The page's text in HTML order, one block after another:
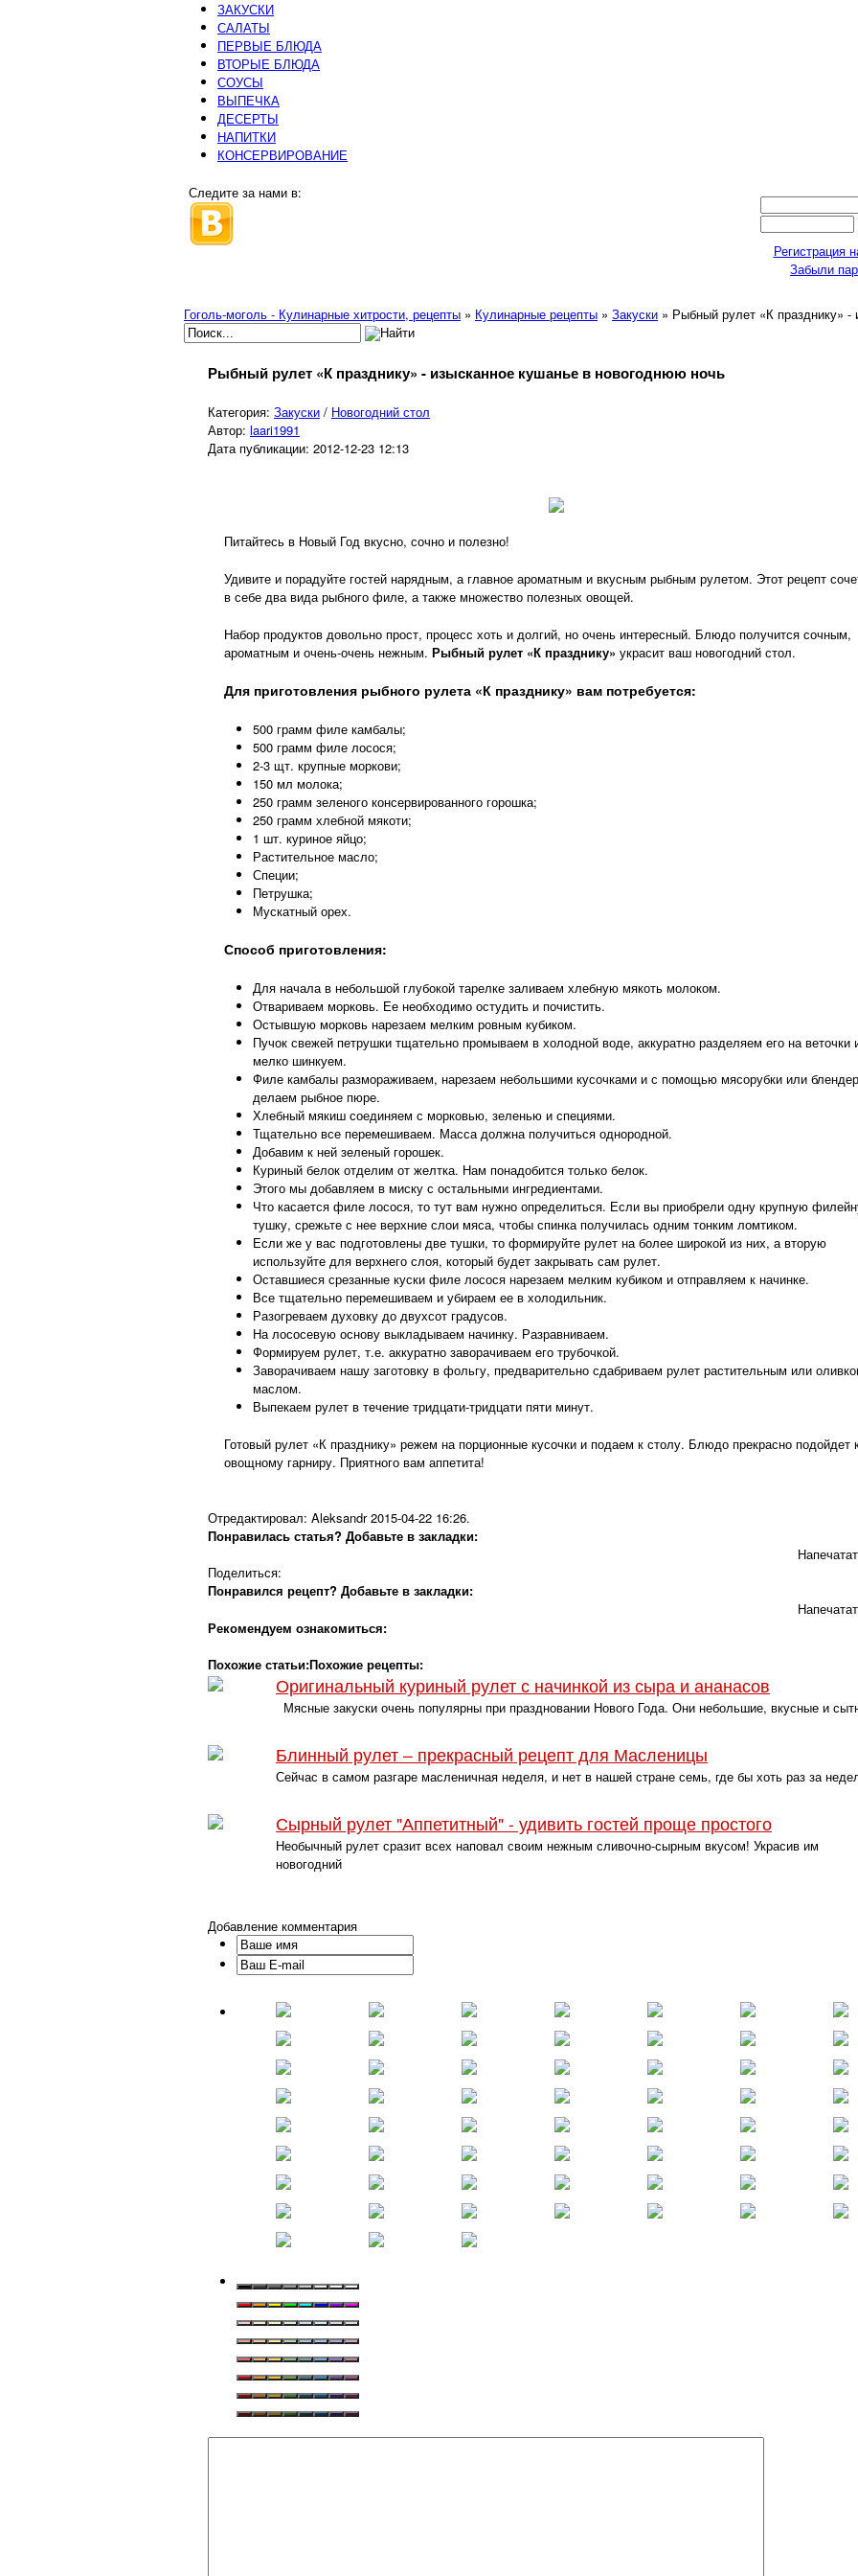
ЗАКУСКИ
САЛАТЫ
ПЕРВЫЕ БЛЮДА
ВТОРЫЕ БЛЮДА
СОУСЫ
ВЫПЕЧКА
ДЕСЕРТЫ
НАПИТКИ
КОНСЕРВИРОВАНИЕ
Следите за нами в:
Регистрация
Забыли
Гоголь-моголь - Кулинарные хитрости, рецепты » Кулинарные рецепты » Закуски » Рыбный рулет «К празднику»
Рыбный рулет «К празднику» - изысканное кушанье в новогоднюю ночь
Категория: Закуски / Новогодний стол
Автор: laari1991
Дата публикации: 2012-12-23 12:13
Питайтесь в Новый Год вкусно, сочно и полезно!
Удивите и порадуйте гостей нарядным, а главное ароматным и вкусным рыбным рулетом. Этот рецепт
в себе два вида рыбного филе, а также множество полезных овощей.
Набор продуктов довольно прост, процесс хоть и долгий, но очень интересный. Блюдо получится сочным,
ароматным и очень-очень нежным. Рыбный рулет «К празднику» украсит ваш новогодний стол.
Для приготовления рыбного рулета «К празднику» вам потребуется:
500 грамм филе камбалы;
500 грамм филе лосося;
2-3 щт. крупные моркови;
150 мл молока;
250 грамм зеленого консервированного горошка;
250 грамм хлебной мякоти;
1 шт. куриное яйцо;
Растительное масло;
Специи;
Петрушка;
Мускатный орех.
Способ приготовления:
Для начала в небольшой глубокой тарелке заливаем хлебную мякоть молоком.
Отвариваем морковь. Ее необходимо остудить и почистить.
Остывшую морковь нарезаем мелким ровным кубиком.
Пучок свежей петрушки тщательно промываем в холодной воде, аккуратно разделяем его на веточки
мелко шинкуем.
Филе камбалы размораживаем, нарезаем небольшими кусочками и с помощью мясорубки или
делаем рыбное пюре.
Хлебный мякиш соединяем с морковью, зеленью и специями.
Тщательно все перемешиваем. Масса должна получиться однородной.
Добавим к ней зеленый горошек.
Куриный белок отделим от желтка. Нам понадобится только белок.
Этого мы добавляем в миску с остальными ингредиентами.
Что касается филе лосося, то тут вам нужно определиться. Если вы приобрели одну крупную
тушку, срежьте с нее верхние слои мяса, чтобы спинка получилась одним тонким ломтиком.
Если же у вас подготовлены две тушки, то формируйте рулет на более широкой из них, а вторую
используйте для верхнего слоя, который будет закрывать сам рулет.
Оставшиеся срезанные куски филе лосося нарезаем мелким кубиком и отправляем к начинке.
Все тщательно перемешиваем и убираем ее в холодильник.
Разогреваем духовку до двухсот градусов.
На лососевую основу выкладываем начинку. Разравниваем.
Формируем рулет, т.е. аккуратно заворачиваем его трубочкой.
Заворачиваем нашу заготовку в фольгу, предварительно сдабриваем рулет растительным или
маслом.
Выпекаем рулет в течение тридцати-тридцати пяти минут.
Готовый рулет «К празднику» режем на порционные кусочки и подаем к столу. Блюдо прекрасно подойдет
овощному гарниру. Приятного вам аппетита!
Отредактировал: Aleksandr 2015-04-22 16:26.
Понравилась статья? Добавьте в закладки:
Поделиться:
Понравился рецепт? Добавьте в закладки:
Рекомендуем ознакомиться:
Похожие статьи:Похожие рецепты:
Оригинальный куриный рулет с начинкой из сыра и ананасов
Мясные закуски очень популярны при праздновании Нового Года. Они небольшие, вкусные и
Блинный рулет – прекрасный рецепт для Масленицы
Сейчас в самом разгаре масленичная неделя, и нет в нашей стране семь, где бы хоть раз за
Сырный рулет "Аппетитный" - удивить гостей проще простого
Необычный рулет сразит всех наповал своим нежным сливочно-сырным вкусом! Украсив им
новогодний
Добавление комментария